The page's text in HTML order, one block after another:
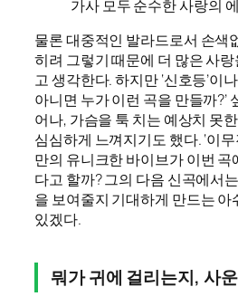
가사 모두 순수한 사랑의
물론 대중적인 발라드로서 손색
히려 그렇기 때문에 더 많은 사
고 생각한다. 하지만 ‘신호등’이
아니면 누가 이런 곡을 만들까?’
어나, 가슴을 툭 치는 예상치 못
심심하게 느껴지기도 했다. ‘이
만의 유니크한 바이브가 이번 곡
다고 할까? 그의 다음 신곡에서
을 보여줄지 기대하게 만드는
있겠다.
뭐가 귀에 걸리는지, 사